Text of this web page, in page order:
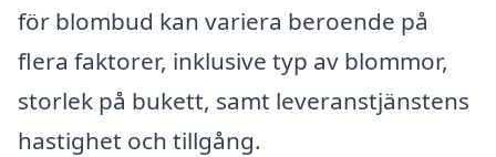
för blombud kan variera beroende på
flera faktorer, inklusive typ av blommor,
storlek på bukett, samt leveranstjänstens
hastighet och tillgång.